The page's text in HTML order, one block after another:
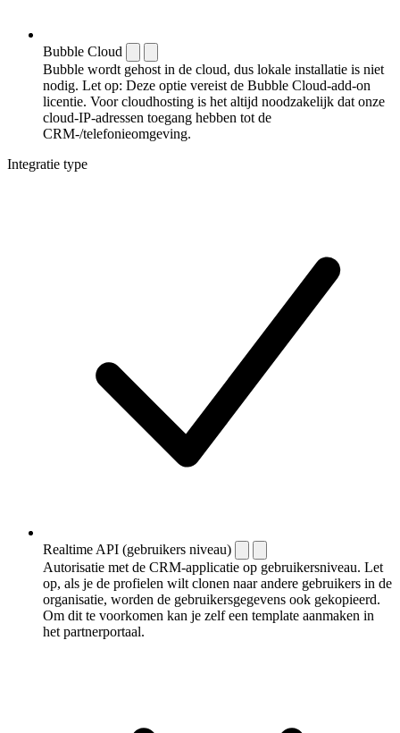
Bubble Cloud
Bubble wordt gehost in de cloud, dus lokale installatie is niet
nodig. Let op: Deze optie vereist de Bubble Cloud-add-on
licentie. Voor cloudhosting is het altijd noodzakelijk dat onze
cloud-IP-adressen toegang hebben tot de
CRM-/telefonieomgeving.
Integratie type
Realtime API (gebruikers niveau)
Autorisatie met de CRM-applicatie op gebruikersniveau. Let
op, als je de profielen wilt clonen naar andere gebruikers in de
organisatie, worden de gebruikersgegevens ook gekopieerd.
Om dit te voorkomen kan je zelf een template aanmaken in
het partnerportaal.